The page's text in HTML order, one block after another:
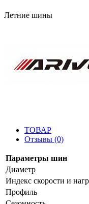
Летние шины
ТОВАР
Отзывы (0)
Параметры шин
Диаметр
Индекс скорости и
Профиль